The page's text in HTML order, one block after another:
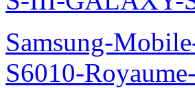
Samsung-
S6010-